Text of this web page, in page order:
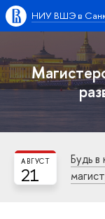
НИУ ВШЭ в
21
АВГУСТ
Будь